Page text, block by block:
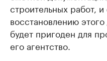
строительных работ,
восстановлению
будет пригоден для
его агентство.